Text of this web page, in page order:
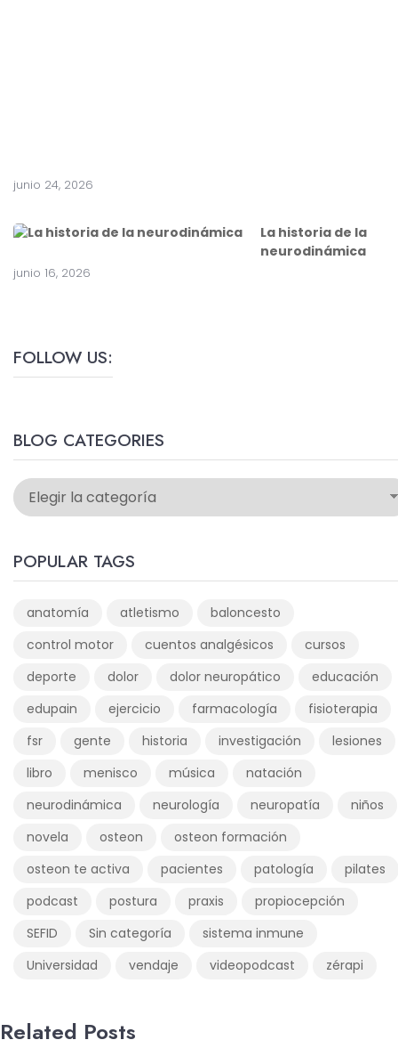
junio 24, 2026
La historia de la
neurodinámica
junio 16, 2026
FOLLOW US:
BLOG CATEGORIES
POPULAR TAGS
anatomía atletismo
baloncesto
control motor
cuentos analgésicos
cursos
deporte
dolor dolor neuropático
educación
edupain
ejercicio farmacología
fisioterapia
fsr
gente historia investigación
lesiones
libro
menisco música
natación
neurodinámica
neurología neuropatía
niños
novela
osteon
osteon formación
osteon te activa
pacientes patología
pilates
podcast
postura praxis
propiocepción
SEFID
Sin categoría
sistema inmune
Universidad
vendaje videopodcast zérapi
Related Posts